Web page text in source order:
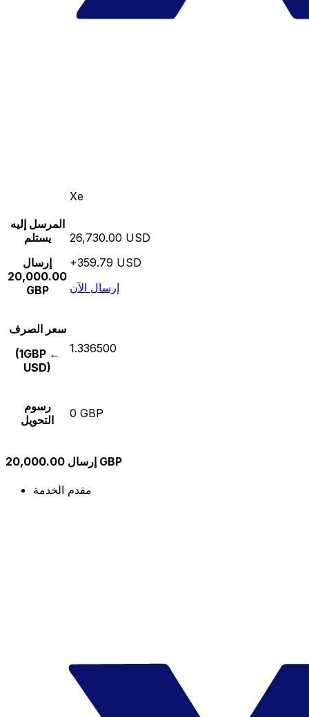
Xe
المرسل إليه
يستلم
إرسال
20,000.00
GBP
26,730.00 USD
+359.79 USD
إرسال الآن
سعر الصرف
(1GBP ←
USD)
1.336500
رسوم
التحويل
0 GBP
إرسال 20,000.00 GBP
مقدم الخدمة